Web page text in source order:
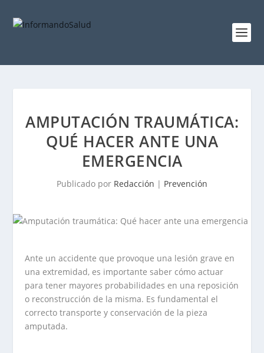
AMPUTACIÓN TRAUMÁTICA:
QUÉ HACER ANTE UNA
EMERGENCIA
Publicado por Redacción | Prevención
Ante un accidente que provoque una lesión grave en
una extremidad, es importante saber cómo actuar
para tener mayores probabilidades en una reposición
o reconstrucción de la misma. Es fundamental el
correcto transporte y conservación de la pieza
amputada.